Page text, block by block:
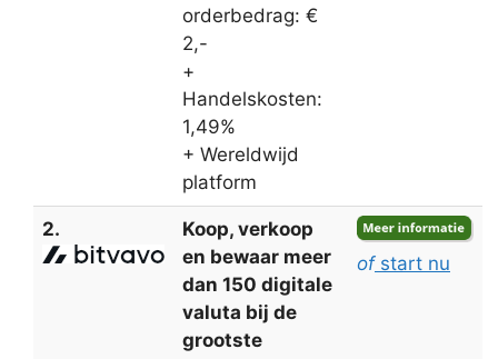
orderbedrag: €
2,-
+
Handelskosten:
1,49%
+ Wereldwijd
platform
2.
Koop, verkoop
en bewaar meer
dan 150 digitale
valuta bij de
grootste
ofstart nu